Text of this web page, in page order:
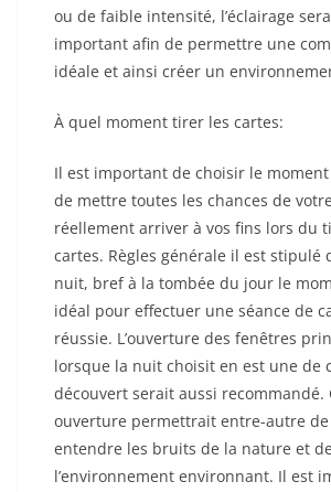
ou de faible intensité, l’éclairage
important afin de permettre une
idéale et ainsi créer un
À quel moment tirer les cartes:
Il est important de choisir le
de mettre toutes les chances de
réellement arriver à vos fins lors du
cartes. Règles générale il est stipulé
nuit, bref à la tombée du jour le
idéal pour effectuer une séance de
réussie. L’ouverture des fenêtres
lorsque la nuit choisit en est une de
découvert serait aussi recommandé.
ouverture permettrait entre-autre
entendre les bruits de la nature et de
l’environnement environnant. Il est